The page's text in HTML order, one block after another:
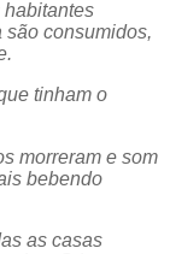
habitantes
são consumidos,
tinham o
morreram e som
bebendo
as casas